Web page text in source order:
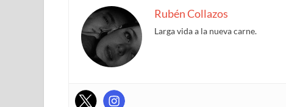
Rubén Collazos
Larga vida a la nueva carne.